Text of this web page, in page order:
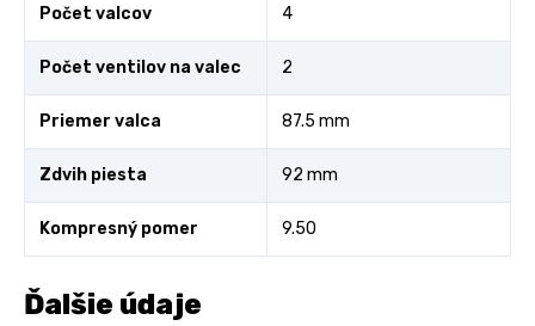
Počet valcov 4
Počet ventilov na valec 2
Priemer valca 87.5 mm
Zdvih piesta 92 mm
Kompresný pomer 9.50
Ďalšie údaje